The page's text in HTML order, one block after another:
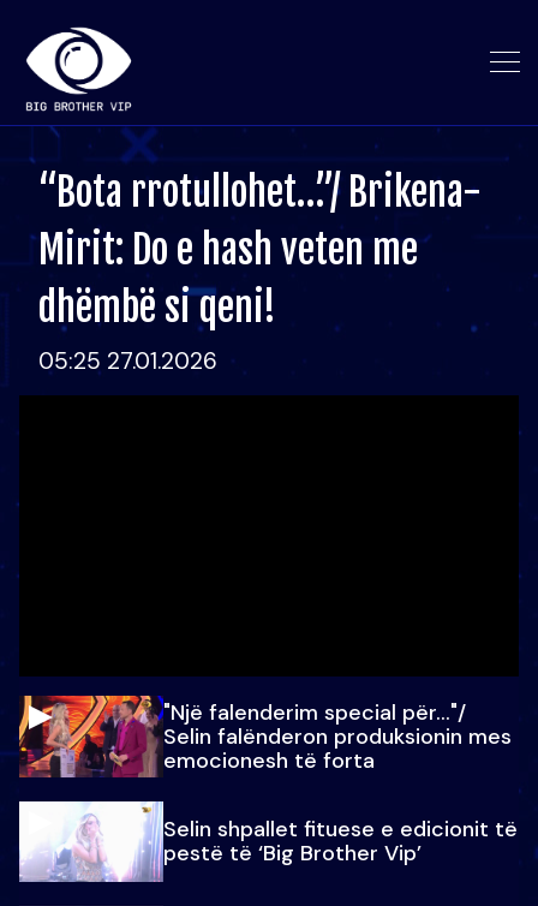
“Bota rrotullohet…”/ Brikena-
Mirit: Do e hash veten me
dhëmbë si qeni!
05:25 27.01.2026
"Një falenderim special për…"/
Selin falënderon produksionin mes
emocionesh të forta
Selin shpallet fituese e edicionit të
pestë të ‘Big Brother Vip’